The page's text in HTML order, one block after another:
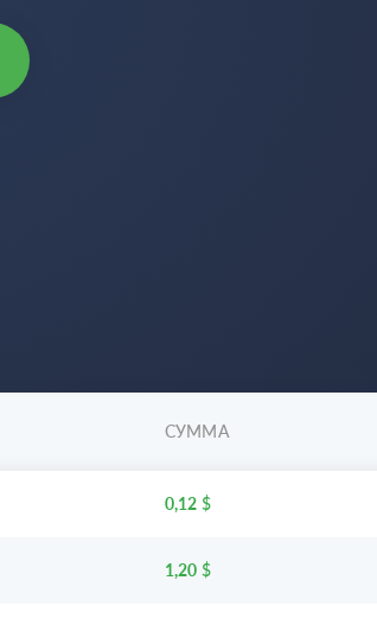
СУММА
0,12 $
1,20 $